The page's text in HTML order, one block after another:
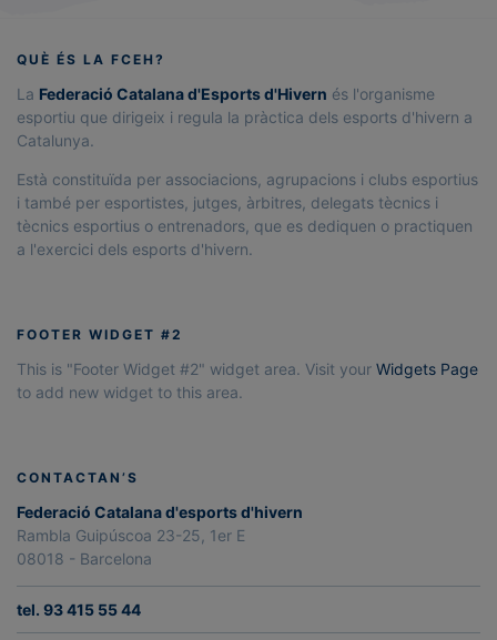
QUÈ ÉS LA FCEH?
La Federació Catalana d'Esports d'Hivern és l'organisme
esportiu que dirigeix i regula la pràctica dels esports d'hivern a
Catalunya.
Està constituïda per associacions, agrupacions i clubs esportius
i també per esportistes, jutges, àrbitres, delegats tècnics i
tècnics esportius o entrenadors, que es dediquen o practiquen
a l'exercici dels esports d'hivern.
FOOTER WIDGET #2
This is "Footer Widget #2" widget area. Visit your Widgets Page
to add new widget to this area.
CONTACTAN’S
Federació Catalana d'esports d'hivern
Rambla Guipúscoa 23-25, 1er E
08018 - Barcelona
tel. 93 415 55 44